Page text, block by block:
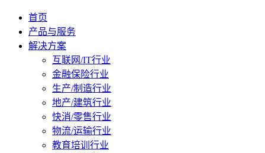
首页
产品与服务
解决方案
互联网/IT行业
金融保险行业
生产/制造行业
地产/建筑行业
快消/零售行业
物流/运输行业
教育培训行业